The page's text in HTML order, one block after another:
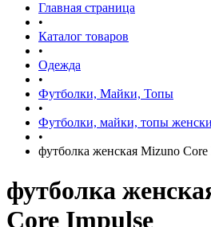
Главная страница
•
Каталог товаров
•
Одежда
•
Футболки, Майки, Топы
•
Футболки, майки, топы
•
футболка женская Mizuno Core
футболка
Core Impulse